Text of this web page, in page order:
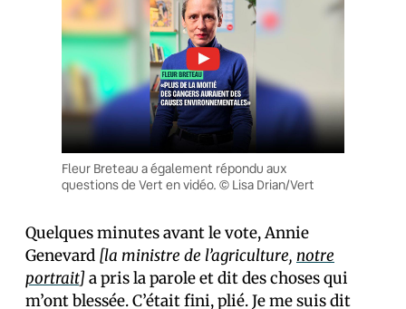
Fleur Breteau a également répondu aux
questions de Vert en vidéo. © Lisa Drian/Vert
Quelques minutes avant le vote, Annie
Genevard [la ministre de l’agriculture, notre
portrait] a pris la parole et dit des choses qui
m’ont blessée. C’était fini, plié. Je me suis dit